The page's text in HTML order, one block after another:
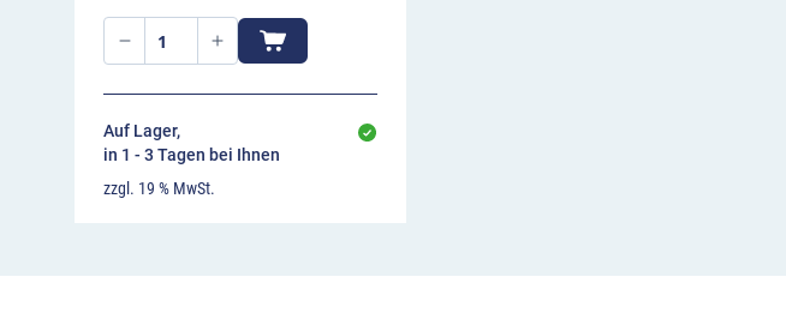
Auf Lager,
in 1 - 3 Tagen bei Ihnen
zzgl. 19 % MwSt.